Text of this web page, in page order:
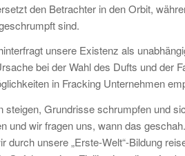
den Betrachter in den Orbit,
sind.
unsere Existenz als
bei der Wahl des Dufts und der
in Fracking Unternehmen
steigen, Grundrisse schrumpfen und
und wir fragen uns, wann das geschah.
durch unsere „Erste-Welt“-Bildung